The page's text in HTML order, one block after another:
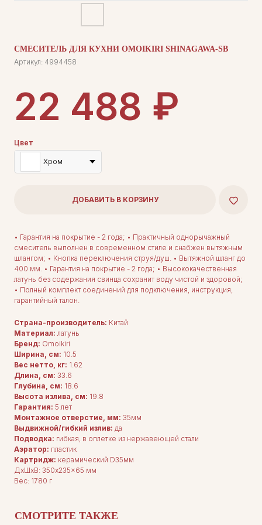
СМЕСИТЕЛЬ ДЛЯ КУХНИ OMOIKIRI SHINAGAWA-SB
Артикул: 4994458
22 488 ₽
Цвет
Хром
ДОБАВИТЬ В КОРЗИНУ
• Гарантия на покрытие - 2 года; • Практичный однорычажный
смеситель выполнен в современном стиле и снабжен вытяжным
шлангом; • Кнопка переключения струя/душ. • Вытяжной шланг до
400 мм. • Гарантия на покрытие - 2 года; • Высококачественная
латунь без содержания свинца сохранит воду чистой и здоровой;
• Полный комплект соединений для подключения, инструкция,
гарантийный талон.
Страна-производитель: Китай
Материал: латунь
Бренд: Omoikiri
Ширина, см: 10.5
Вес нетто, кг: 1.62
Длина, cм: 33.6
Глубина, cм: 18.6
Высота излива, см: 19.8
Гарантия: 5 лет
Монтажное отверстие, мм: 35мм
Выдвижной/гибкий излив: да
Подводка: гибкая, в оплетке из нержавеющей стали
Аэратор: пластик
Картридж: керамический D35мм
ДxШxВ: 350x235x65 мм
Вес: 1780 г
СМОТРИТЕ ТАКЖЕ